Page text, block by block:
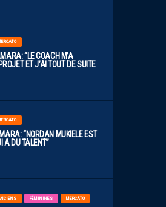
“LE COACH M’A
ET J’AI TOUT DE SUITE
“NORDAN MUKIELE EST
A DU TALENT”
FÉMININES MERCATO